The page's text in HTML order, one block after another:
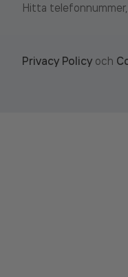
Hitta
Privacy Policy och